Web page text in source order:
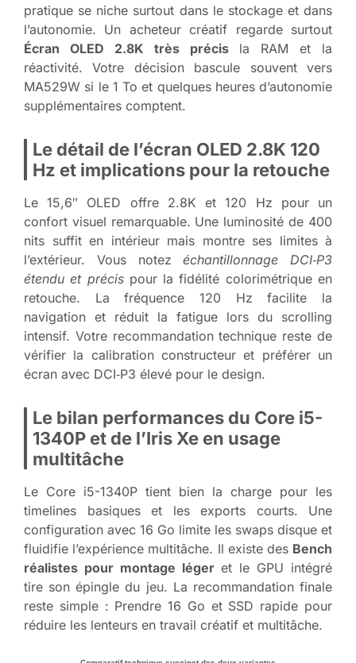
pratique se niche surtout dans le stockage et dans
l’autonomie. Un acheteur créatif regarde surtout
Écran OLED 2.8K très précisla RAM et la
réactivité. Votre décision bascule souvent vers
MA529W si le 1 To et quelques heures d’autonomie
supplémentaires comptent.
Le détail de l’écran OLED 2.8K 120
Hz et implications pour la retouche
Le 15,6″ OLED offre 2.8K et 120 Hz pour un
confort visuel remarquable. Une luminosité de 400
nits suffit en intérieur mais montre ses limites à
l’extérieur. Vous notezéchantillonnage DCI‑P3
étendu et précispour la fidélité colorimétrique en
retouche. La fréquence 120 Hz facilite la
navigation et réduit la fatigue lors du scrolling
intensif. Votre recommandation technique reste de
vérifier la calibration constructeur et préférer un
écran avec DCI‑P3 élevé pour le design.
Le bilan performances du Core i5-
1340P et de l’Iris Xe en usage
multitâche
Le Core i5-1340P tient bien la charge pour les
timelines basiques et les exports courts. Une
configuration avec 16 Go limite les swaps disque et
fluidifie l’expérience multitâche. Il existe des Bench
réalistes pour montage légeret le GPU intégré
tire son épingle du jeu. La recommandation finale
reste simple : Prendre 16 Go et SSD rapide pour
réduire les lenteurs en travail créatif et multitâche.